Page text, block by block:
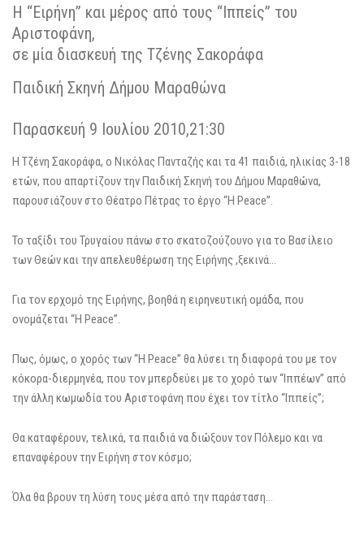
H “Ειρήνη” και μέρος από τους “Ιππείς” του
Αριστοφάνη,
σε μία διασκευή της Τζένης Σακοράφα
Παιδική Σκηνή Δήμου Μαραθώνα
Παρασκευή 9 Ιουλίου 2010,21:30
Η Τζένη Σακοράφα, ο Νικόλας Πανταζής και τα 41 παιδιά, ηλικίας 3-18
ετών, που απαρτίζουν την Παιδική Σκηνή του Δήμου Μαραθώνα,
παρουσιάζουν στο Θέατρο Πέτρας το έργο “Η Peace”.
To ταξίδι του Τρυγαίου πάνω στο σκατοζούζουνο για το Βασίλειο
των Θεών και την απελευθέρωση της Ειρήνης ,ξεκινά…
Για τον ερχομό της Ειρήνης, βοηθά η ειρηνευτική ομάδα, που
ονομάζεται “Η Peace”.
Πως, όμως, ο χορός των “H Peace” θα λύσει τη διαφορά του με τον
κόκορα-διερμηνέα, που τον μπερδεύει με το χορό των “Ιππέων” από
την άλλη κωμωδία του Αριστοφάνη που έχει τον τίτλο “Ιππείς”;
Θα καταφέρουν, τελικά, τα παιδιά να διώξουν τον Πόλεμο και να
επαναφέρουν την Ειρήνη στον κόσμο;
Όλα θα βρουν τη λύση τους μέσα από την παράσταση…